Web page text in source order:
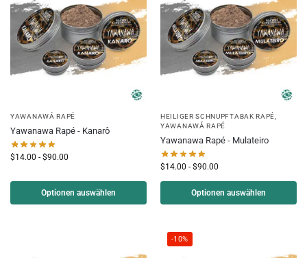
YAWANAWÁ RAPÉ
Yawanawa Rapé - Kanarô
$14.00 - $90.00
Optionen auswählen
HEILIGER SCHNUPFTABAK RAPÉ
YAWANAWÁ RAPÉ
Yawanawa Rapé - Mulateiro
$14.00 - $90.00
Optionen auswählen
-10%